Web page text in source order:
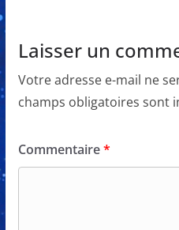
Laisser un
Votre adresse e-mail ne
champs obligatoires sont
Commentaire*